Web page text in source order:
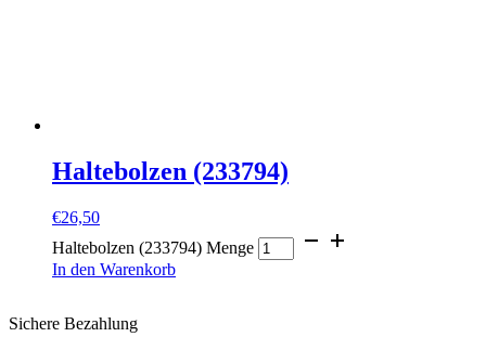
Haltebolzen (233794)
€26,50
Haltebolzen (233794) Menge
In den Warenkorb
Sichere Bezahlung